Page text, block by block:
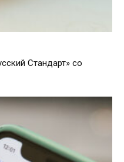
Стандарт» со